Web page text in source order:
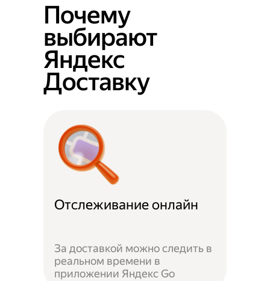
Почему
выбирают
Яндекс
Доставку
Отслеживание онлайн
За доставкой можно следить в
реальном времени в
приложении Яндекс Go